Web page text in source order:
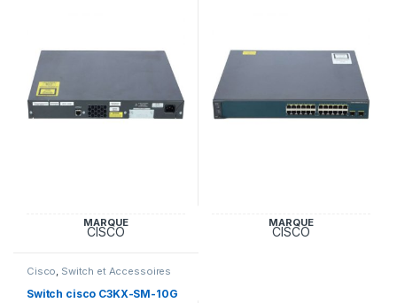
MARQUE
CISCO
MARQUE
CISCO
Cisco, Switch et Accessoires
Switch cisco C3KX-SM-10G